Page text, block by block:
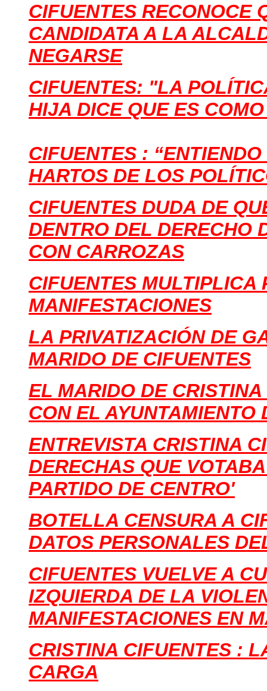
CIFUENTES RECONOCE
CANDIDATA A LA
NEGARSE
CIFUENTES: "LA
HIJA DICE QUE ES
CIFUENTES :
HARTOS DE LOS
CIFUENTES DUDA DE
DENTRO DEL DERECHO
CON CARROZAS
CIFUENTES MULTIPLICA
MANIFESTACIONES
LA PRIVATIZACIÓN DE
MARIDO DE CIFUENTES
EL MARIDO DE
CON EL AYUNTAMIENTO
ENTREVISTA CRISTINA
DERECHAS QUE
PARTIDO DE CENTRO'
BOTELLA CENSURA A
DATOS PERSONALES
CIFUENTES VUELVE A
IZQUIERDA DE LA
MANIFESTACIONES EN
CRISTINA CIFUENTES :
CARGA